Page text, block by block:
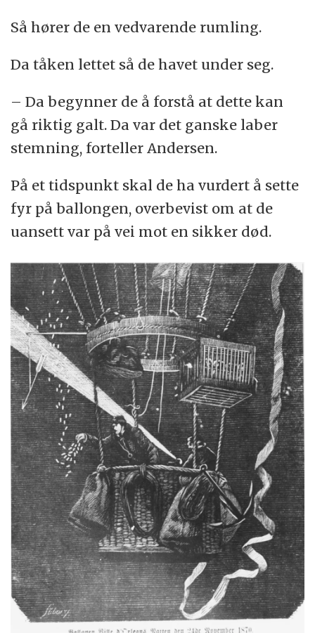
Så hører de en vedvarende rumling.
Da tåken lettet så de havet under seg.
– Da begynner de å forstå at dette kan
gå riktig galt. Da var det ganske laber
stemning, forteller Andersen.
På et tidspunkt skal de ha vurdert å sette
fyr på ballongen, overbevist om at de
uansett var på vei mot en sikker død.